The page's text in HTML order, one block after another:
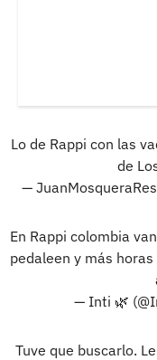
Lo de Rappi con las
de
—
En Rappi colombia
pedaleen y más
— Inti 🌿
Tuve que buscarlo.